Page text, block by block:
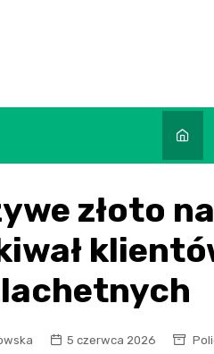
złoto
5 czerwca 2026